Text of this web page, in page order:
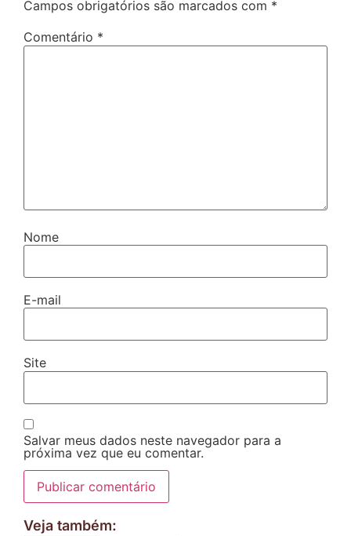
Campos obrigatórios são marcados com *
Comentário *
Nome
E-mail
Site
Salvar meus dados neste navegador para a
próxima vez que eu comentar.
Veja também: